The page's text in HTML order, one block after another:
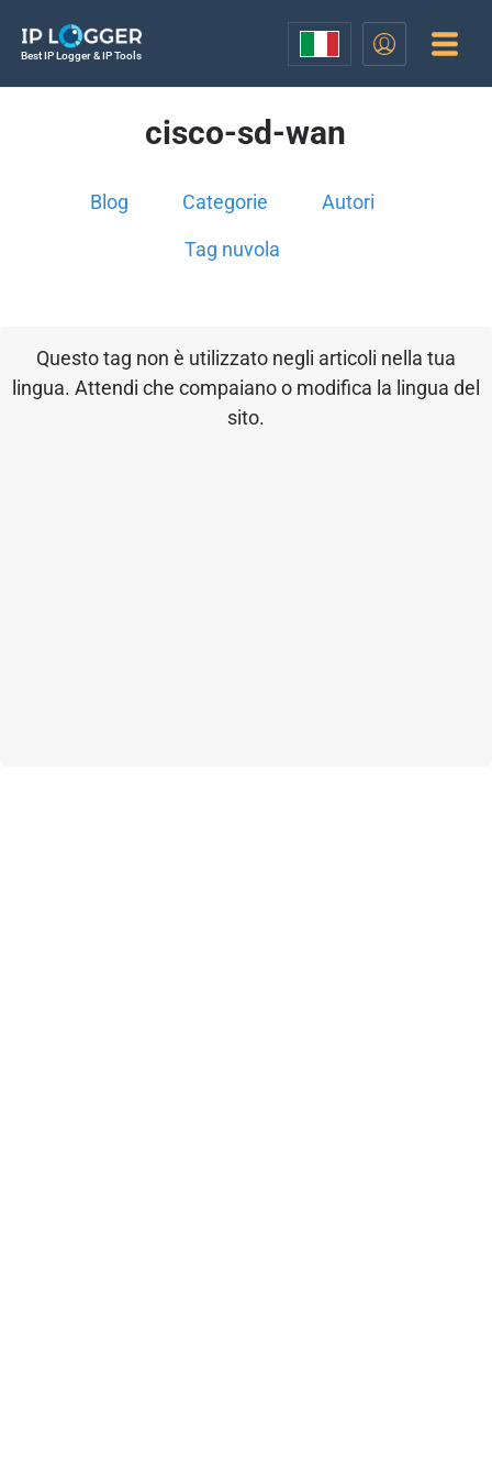
Best IP Logger & IP Tools
cisco-sd-wan
Blog Categorie Autori
Tag nuvola